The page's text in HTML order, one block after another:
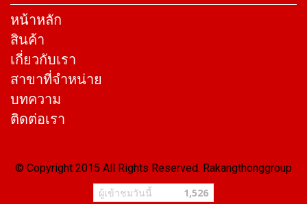
หน้าหลัก
สินค้า
เกี่ยวกับเรา
สาขาที่จำหน่าย
บทความ
ติดต่อเรา
© Copyright 2015 All Rights Reserved. Rakangthonggroup
ผู้เข้าชมวันนี้
1,526